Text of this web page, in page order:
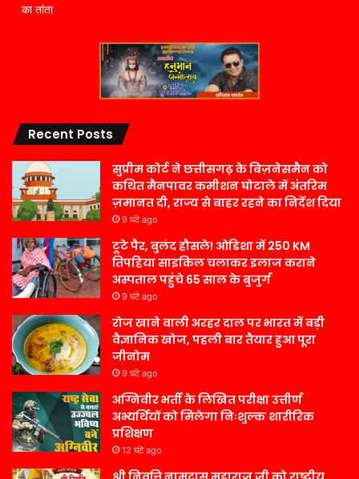
का तांता
Recent Posts
सुप्रीम कोर्ट ने छत्तीसगढ़ के बिज़नेसमैन को
कथित मैनपावर कमीशन घोटाले में अंतरिम
ज़मानत दी, राज्य से बाहर रहने का निर्देश दिया
9 घंटे ago
टूटे पैर, बुलंद हौसले! ओडिशा में 250 KM
तिपहिया साइकिल चलाकर इलाज कराने
अस्पताल पहुंचे 65 साल के बुजुर्ग
9 घंटे ago
रोज खाने वाली अरहर दाल पर भारत में बड़ी
वैज्ञानिक खोज, पहली बार तैयार हुआ पूरा
जीनोम
9 घंटे ago
अग्निवीर भर्ती के लिखित परीक्षा उत्तीर्ण
अभ्यर्थियों को मिलेगा निःशुल्क शारीरिक
प्रशिक्षण
12 घंटे ago